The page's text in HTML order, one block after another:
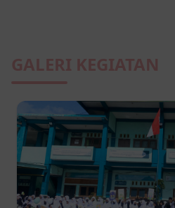
GALERI KEGIATAN